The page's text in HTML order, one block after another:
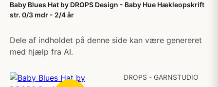
Baby Blues Hat by DROPS Design - Baby Hue Hækleopskrift
str. 0/3 mdr - 2/4 år
Dele af indholdet på denne side kan være genereret
med hjælp fra AI.
DROPS - GARNSTUDIO